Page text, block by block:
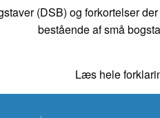
(DSB) og forkortelser
bestående af små
Læs hele